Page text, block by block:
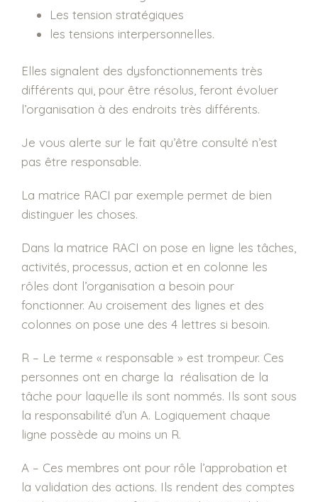
Les tension stratégiques
les tensions interpersonnelles.
Elles signalent des dysfonctionnements très
différents qui, pour être résolus, feront évoluer
l’organisation à des endroits très différents.
Je vous alerte sur le fait qu’être consulté n’est
pas être responsable.
La matrice RACI par exemple permet de bien
distinguer les choses.
Dans la matrice RACI on pose en ligne les tâches,
activités, processus, action et en colonne les
rôles dont l’organisation a besoin pour
fonctionner. Au croisement des lignes et des
colonnes on pose une des 4 lettres si besoin.
R – Le terme « responsable » est trompeur. Ces
personnes ont en charge la réalisation de la
tâche pour laquelle ils sont nommés. Ils sont sous
la responsabilité d’un A. Logiquement chaque
ligne possède au moins un R.
A – Ces membres ont pour rôle l’approbation et
la validation des actions. Ils rendent des comptes